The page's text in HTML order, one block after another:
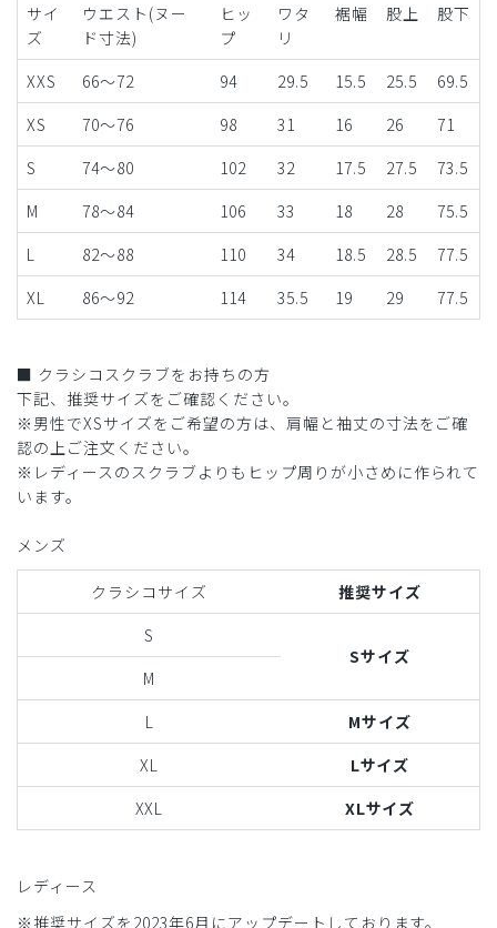
サイ
ズ
ウエスト(ヌー
ド寸法)
ヒッ
プ
ワタ
リ
裾幅 股上 股下
XXS 66～72 94 29.5 15.5 25.5
69.5
XS
70～76 98 31 16 26
71
S
74～80 102 32 17.5 27.5
73.5
M
78～84 106 33 18 28
75.5
L
82～88 110 34 18.5 28.5
77.5
XL
86～92 114 35.5 19 29 77.5
■ クラシコスクラブをお持ちの方
下記、推奨サイズをご確認ください。
※男性でXSサイズをご希望の方は、肩幅と袖丈の寸法をご確
認の上ご注文ください。
※レディースのスクラブよりもヒップ周りが小さめに作られて
います。
メンズ
クラシコサイズ
推奨サイズ
S
Sサイズ
M
L
Mサイズ
XL
Lサイズ
XXL
XLサイズ
レディース
※推奨サイズを2023年6月にアップデートしております。